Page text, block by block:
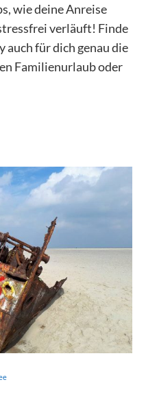
wie deine Anreise
verläuft! Finde
auch für dich genau die
Familienurlaub oder